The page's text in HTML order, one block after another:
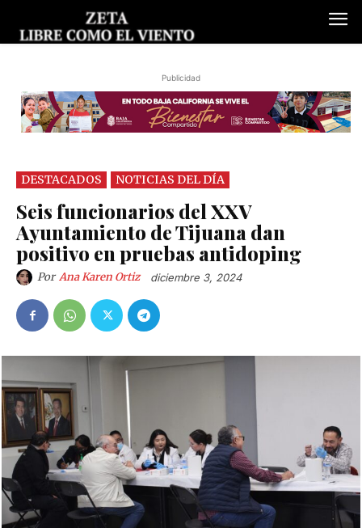
Publicidad
DESTACADOS NOTICIAS DEL DÍA
Seis funcionarios del XXV
Ayuntamiento de Tijuana dan
positivo en pruebas antidoping
Por Ana Karen Ortiz diciembre 3, 2024